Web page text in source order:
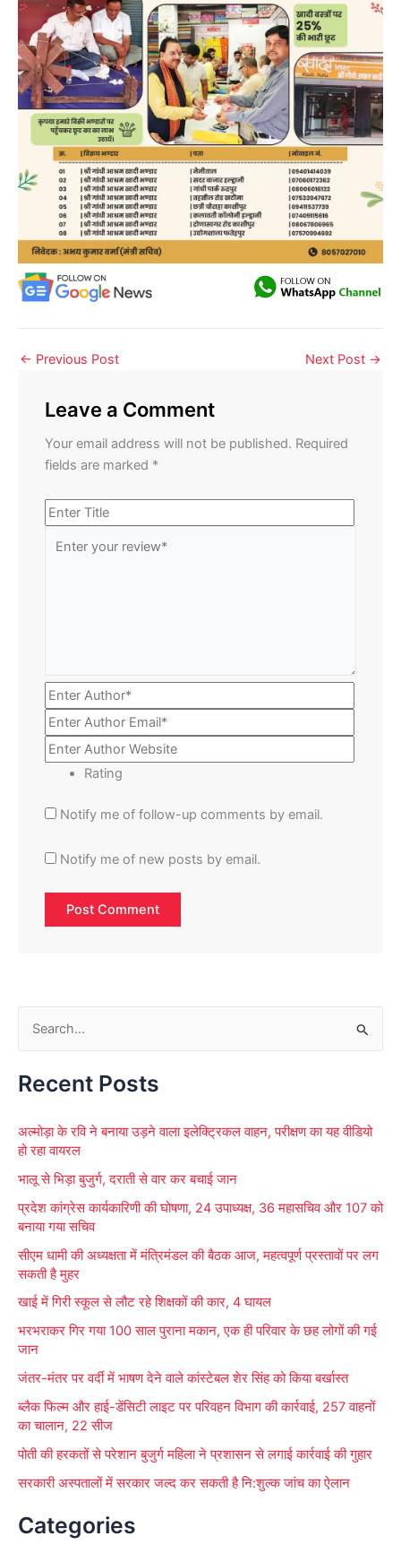
← Previous Post Next Post →
Leave a Comment
Your email address will not be published. Required
fields are marked *
Rating
Notify me of follow-up comments by email.
Notify me of new posts by email.
a
c
o
:
Recent Posts
अल्मोड़ा के रवि ने बनाया उड़ने वाला इलेक्ट्रिकल वाहन, परीक्षण का यह वीडियो
हो रहा वायरल
भालू से भिड़ा बुजुर्ग, दराती से वार कर बचाई जान
प्रदेश कांग्रेस कार्यकारिणी की घोषणा, 24 उपाध्यक्ष, 36 महासचिव और 107 को
बनाया गया सचिव
सीएम धामी की अध्यक्षता में मंत्रिमंडल की बैठक आज, महत्वपूर्ण प्रस्तावों पर लग
सकती है मुहर
खाई में गिरी स्कूल से लौट रहे शिक्षकों की कार, 4 घायल
भरभराकर गिर गया 100 साल पुराना मकान, एक ही परिवार के छह लोगों की गई
जान
जंतर-मंतर पर वर्दी में भाषण देने वाले कांस्टेबल शेर सिंह को किया बर्खास्त
ब्लैक फिल्म और हाई-डेंसिटी लाइट पर परिवहन विभाग की कार्रवाई, 257 वाहनों
का चालान, 22 सीज
पोती की हरकतों से परेशान बुजुर्ग महिला ने प्रशासन से लगाई कार्रवाई की गुहार
सरकारी अस्पतालों में सरकार जल्द कर सकती है नि:शुल्क जांच का ऐलान
Categories